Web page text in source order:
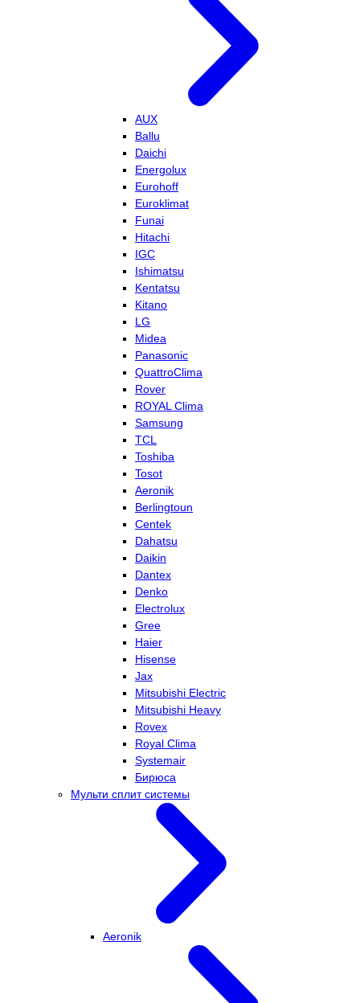
AUX
Ballu
Daichi
Energolux
Eurohoff
Euroklimat
Funai
Hitachi
IGC
Ishimatsu
Kentatsu
Kitano
LG
Midea
Panasonic
QuattroClima
Rover
ROYAL Clima
Samsung
TCL
Toshiba
Tosot
Aeronik
Berlingtoun
Centek
Dahatsu
Daikin
Dantex
Denko
Electrolux
Gree
Haier
Hisense
Jax
Mitsubishi Electric
Mitsubishi Heavy
Rovex
Royal Clima
Systemair
Бирюса
Мульти сплит системы
Aeronik